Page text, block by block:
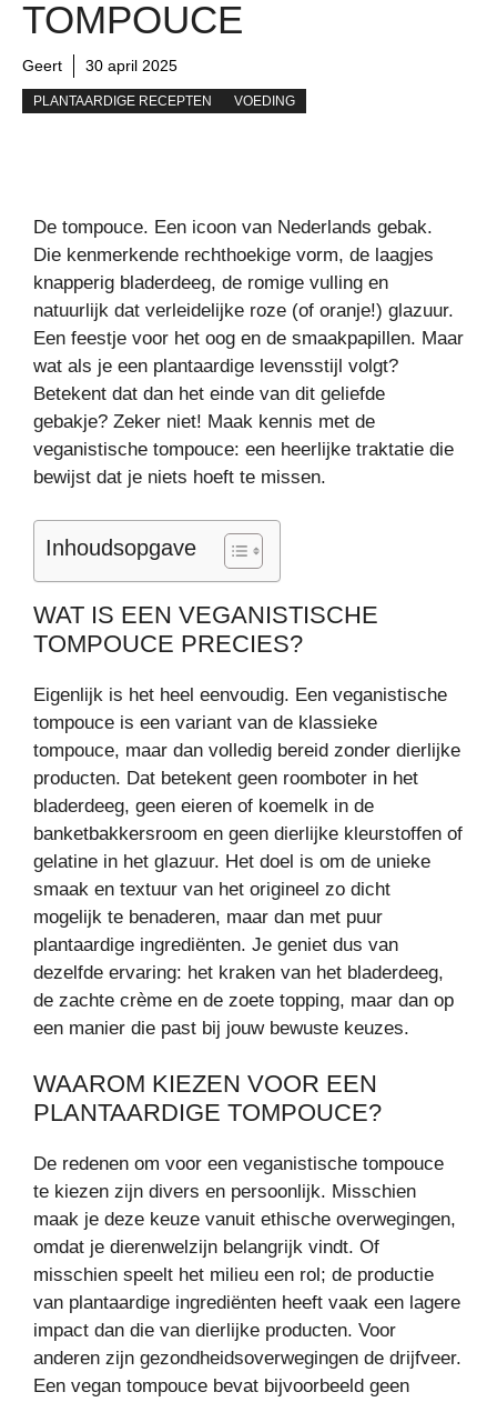
TOMPOUCE
Geert 30 april 2025
PLANTAARDIGE RECEPTEN VOEDING
De tompouce. Een icoon van Nederlands gebak.
Die kenmerkende rechthoekige vorm, de laagjes
knapperig bladerdeeg, de romige vulling en
natuurlijk dat verleidelijke roze (of oranje!) glazuur.
Een feestje voor het oog en de smaakpapillen. Maar
wat als je een plantaardige levensstijl volgt?
Betekent dat dan het einde van dit geliefde
gebakje? Zeker niet! Maak kennis met de
veganistische tompouce: een heerlijke traktatie die
bewijst dat je niets hoeft te missen.
Inhoudsopgave
WAT IS EEN VEGANISTISCHE
TOMPOUCE PRECIES?
Eigenlijk is het heel eenvoudig. Een veganistische
tompouce is een variant van de klassieke
tompouce, maar dan volledig bereid zonder dierlijke
producten. Dat betekent geen roomboter in het
bladerdeeg, geen eieren of koemelk in de
banketbakkersroom en geen dierlijke kleurstoffen of
gelatine in het glazuur. Het doel is om de unieke
smaak en textuur van het origineel zo dicht
mogelijk te benaderen, maar dan met puur
plantaardige ingrediënten. Je geniet dus van
dezelfde ervaring: het kraken van het bladerdeeg,
de zachte crème en de zoete topping, maar dan op
een manier die past bij jouw bewuste keuzes.
WAAROM KIEZEN VOOR EEN
PLANTAARDIGE TOMPOUCE?
De redenen om voor een veganistische tompouce
te kiezen zijn divers en persoonlijk. Misschien
maak je deze keuze vanuit ethische overwegingen,
omdat je dierenwelzijn belangrijk vindt. Of
misschien speelt het milieu een rol; de productie
van plantaardige ingrediënten heeft vaak een lagere
impact dan die van dierlijke producten. Voor
anderen zijn gezondheidsoverwegingen de drijfveer.
Een vegan tompouce bevat bijvoorbeeld geen